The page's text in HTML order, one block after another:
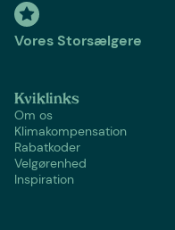
Vores Storsælgere
Kviklinks
Om os
Klimakompensation
Rabatkoder
Velgørenhed
Inspiration